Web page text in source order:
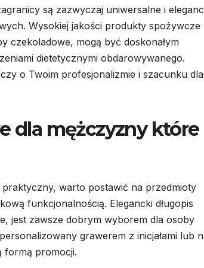
są zazwyczaj uniwersalne i
Wysokiej jakości produkty spożywcze
czekoladowe, mogą być doskonałym
dietetycznymi obdarowywanego.
o Twoim profesjonalizmie i szacunku dla
dla mężczyzny które
warto postawić na przedmioty
funkcjonalnością. Elegancki długopis
jest zawsze dobrym wyborem dla osoby
grawerem z inicjałami lub
formą promocji.